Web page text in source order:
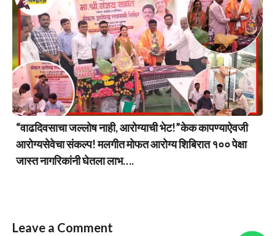
“वाढदिवसाचा जल्लोष नाही, आरोग्याची भेट!”केक कापण्याऐवजी
आरोग्यसेवेचा संकल्प! मलगीत मोफत आरोग्य शिबिरात १०० पेक्षा
जास्त नागरिकांनी घेतला लाभ….
Leave a Comment